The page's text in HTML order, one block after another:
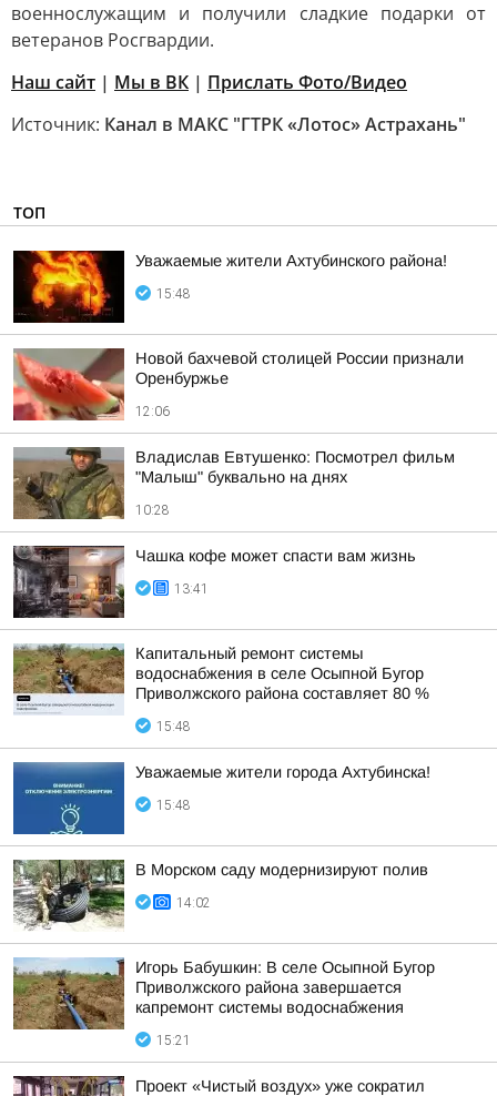
военнослужащим и получили сладкие подарки от
ветеранов Росгвардии.
Наш сайт | Мы в ВК | Прислать Фото/Видео
Источник: Канал в МАКС "ГТРК «Лотос» Астрахань"
ТОП
Уважаемые жители Ахтубинского района!
15:48
Новой бахчевой столицей России признали
Оренбуржье
12:06
Владислав Евтушенко: Посмотрел фильм
"Малыш" буквально на днях
10:28
Чашка кофе может спасти вам жизнь
13:41
Капитальный ремонт системы
водоснабжения в селе Осыпной Бугор
Приволжского района составляет 80 %
15:48
Уважаемые жители города Ахтубинска!
15:48
В Морском саду модернизируют полив
14:02
Игорь Бабушкин: В селе Осыпной Бугор
Приволжского района завершается
капремонт системы водоснабжения
15:21
Проект «Чистый воздух» уже сократил